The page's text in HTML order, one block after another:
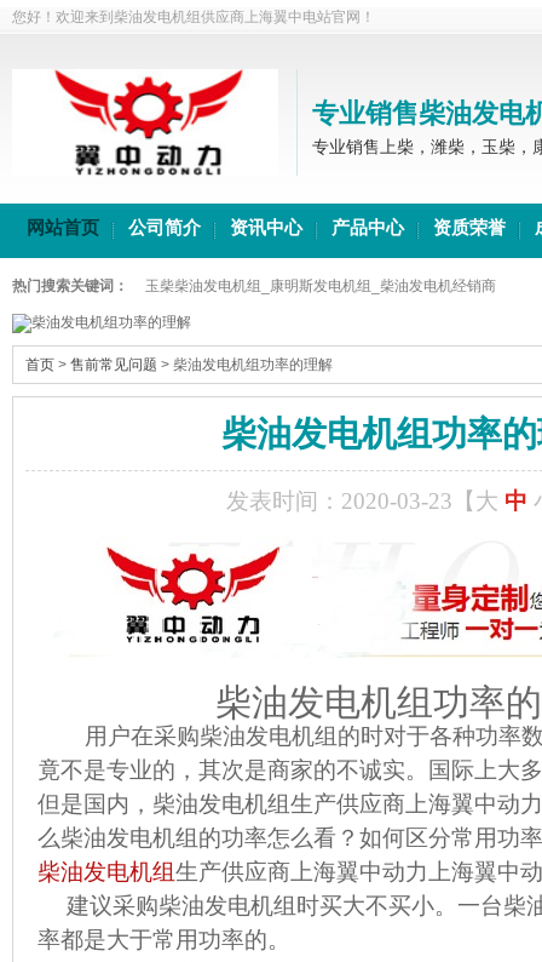
您好！欢迎来到柴油发电机组供应商上海翼中电站官网！
专业销售柴油发电
专业销售上柴，潍柴，玉柴，
网站首页 公司简介 资讯中心 产品中心 资质荣誉
热门搜索关键词： 玉柴柴油发电机组_康明斯发电机组_柴油发电机经销商
首页 > 售前常见问题 > 柴油发电机组功率的理解
柴油发电机组功率
发表时间：2020-03-23【大 中
柴油发电机组功率
用户在采购柴油发电机组的时对于各种功率
竟不是专业的，其次是商家的不诚实。国际上大
但是国内， 柴油发电机组生产供应商 上海翼中动
么柴油发电机组的功率怎么看？如何区分常用功
柴油发电机组生产供应商 上海翼中动力
上海翼中
建议采购柴油发电机组时买大不买小。一台柴
率都是大于常用功率的。